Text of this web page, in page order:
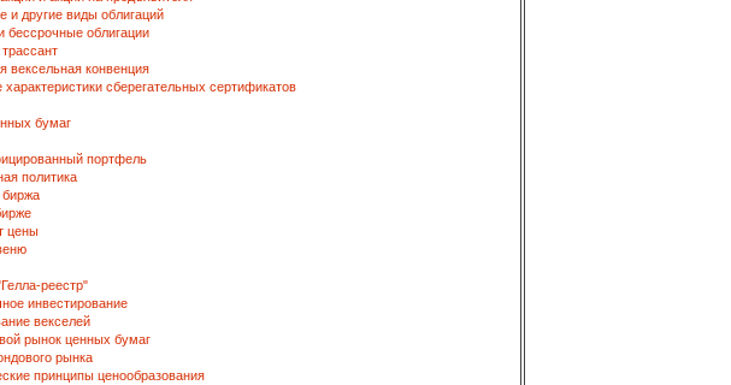
и другие виды облигаций
бессрочные облигации
вексельная конвенция
сберегательных сертификатов
бумаг
портфель
политика
цены
реестр"
инвестирование
векселей
рынок ценных бумаг
рынка
принципы ценообразования